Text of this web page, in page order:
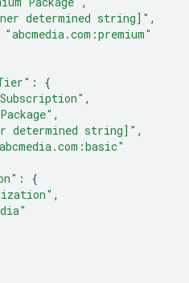
determined string]" ,
"abcmedia.com:premium"
:
{
,
,
determined string]" ,
:
{
,